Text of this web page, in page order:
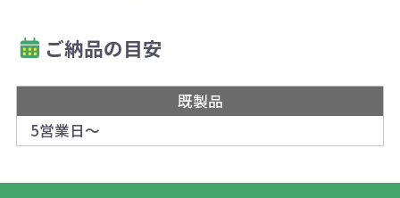
ご納品の目安
既製品
5営業日～